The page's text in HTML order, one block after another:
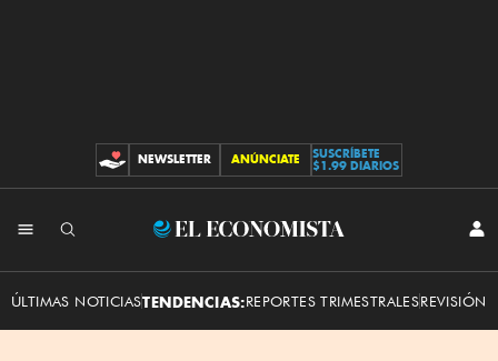
CONTRIBUCIONES
NEWSLETTER ANÚNCIATE
SUSCRÍBETE
$1.99 DIARIOS
El
ÚLTIMAS NOTICIASTENDENCIAS:REPORTES TRIMESTRALESREVISIÓN